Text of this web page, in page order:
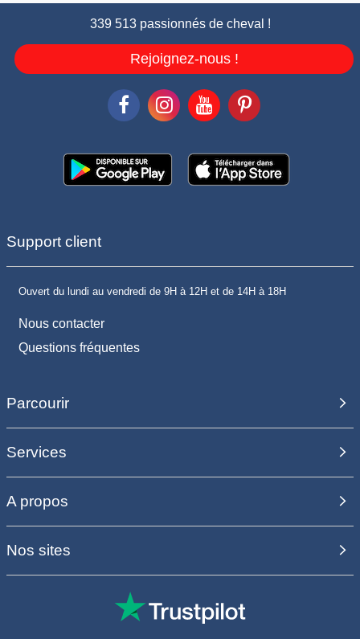
339 513 passionnés de cheval !
Rejoignez-nous !
Support client
Ouvert du lundi au vendredi de 9H à 12H et de 14H à 18H
Nous contacter
Questions fréquentes
Parcourir
Services
A propos
Nos sites